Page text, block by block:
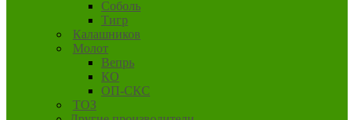
Соболь
Тигр
Калашников
Молот
Вепрь
КО
ОП-СКС
ТОЗ